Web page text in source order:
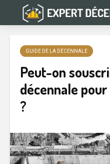
GUIDE DE LA DÉCENNALE
Peut-on
décennale
?